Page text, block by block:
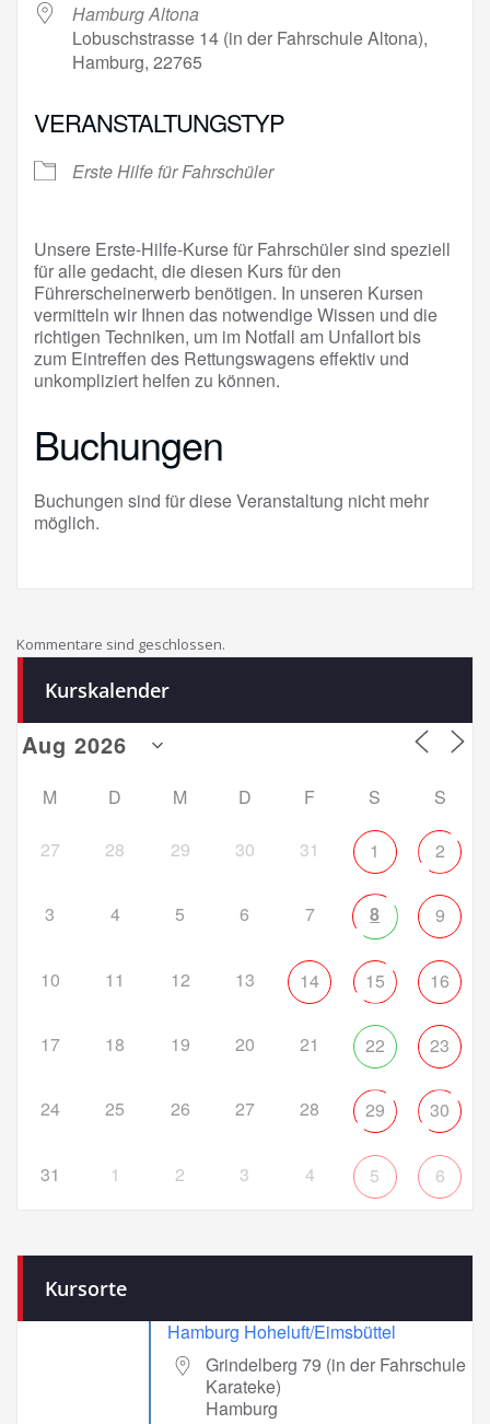
Hamburg Altona
Lobuschstrasse 14 (in der Fahrschule Altona),
Hamburg, 22765
VERANSTALTUNGSTYP
Erste Hilfe für Fahrschüler
Unsere Erste-Hilfe-Kurse für Fahrschüler sind speziell
für alle gedacht, die diesen Kurs für den
Führerscheinerwerb benötigen. In unseren Kursen
vermitteln wir Ihnen das notwendige Wissen und die
richtigen Techniken, um im Notfall am Unfallort bis
zum Eintreffen des Rettungswagens effektiv und
unkompliziert helfen zu können.
Buchungen
Buchungen sind für diese Veranstaltung nicht mehr
möglich.
Kommentare sind geschlossen.
Kurskalender
M D M D F S S
27 28 29 30 31 1 2
3 4 5 6 7 8 9
10 11 12 13 14 15 16
17 18 19 20 21 22 23
24 25 26 27 28 29 30
31 1 2 3 4 5 6
Kursorte
Hamburg Hoheluft/Eimsbüttel
Grindelberg 79 (in der Fahrschule
Karateke)
Hamburg